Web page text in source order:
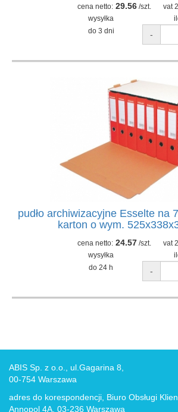
cena netto: 29.56 /szt.
vat
wysyłka
do 3 dni
-
pudło archiwizacyjne Esselte na
karton o wym.
cena netto: 24.57 /szt.
vat
wysyłka
do 24 h
-
ABIS Sp. z o.o., ul.Gagarina 8,
00-754 Warszawa
adres do korespondencji, Biuro Obsługi
Annopol 4A, 03-236 Warszawa